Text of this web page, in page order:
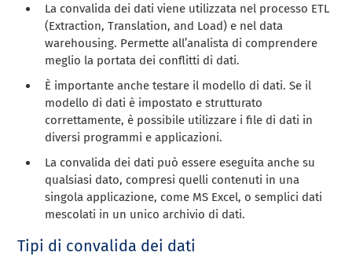
La convalida dei dati viene utilizzata nel processo ETL
(Extraction, Translation, and Load) e nel data
warehousing. Permette all’analista di comprendere
meglio la portata dei conflitti di dati.
È importante anche testare il modello di dati. Se il
modello di dati è impostato e strutturato
correttamente, è possibile utilizzare i file di dati in
diversi programmi e applicazioni.
La convalida dei dati può essere eseguita anche su
qualsiasi dato, compresi quelli contenuti in una
singola applicazione, come MS Excel, o semplici dati
mescolati in un unico archivio di dati.
Tipi di convalida dei dati